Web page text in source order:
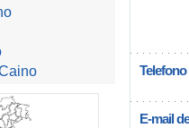
E-mail